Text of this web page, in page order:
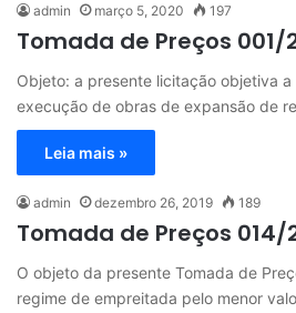
admin março 5, 2020 197
Tomada de Preços 001/
Objeto: a presente licitação objetiva
execução de obras de expansão de
Leia mais »
admin dezembro 26, 2019 189
Tomada de Preços 014/
O objeto da presente Tomada de
regime de empreitada pelo menor